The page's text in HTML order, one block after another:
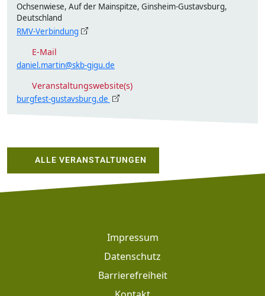
Ochsenwiese, Auf der Mainspitze, Ginsheim-Gustavsburg,
Deutschland
RMV-Verbindung
E-Mail
daniel.martin@skb-gigu.de
Veranstaltungswebsite(s)
burgfest-gustavsburg.de
ALLE VERANSTALTUNGEN
Impressum
Datenschutz
Barrierefreiheit